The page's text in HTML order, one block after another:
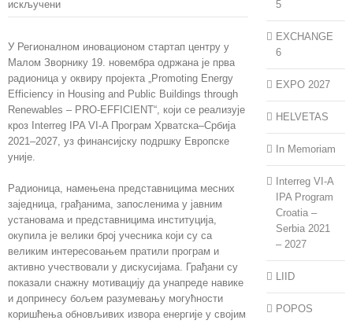
искљученина
Одржана
за
грађане
о
обновљивим
изворима
енергије
у
У Регионалном иновационом стартап центру у
Малом Зворнику 19. новембра одржана је прва
радионица у оквиру пројекта „Promoting Energy
Efficiency in Housing and Public Buildings through
Renewables – PRO-EFFICIENT“, који се реализује
кроз Interreg IPA VI-A Програм Хрватска–Србија
2021–2027, уз финансијску подршку Европске
уније.
Радионица, намењена представницима месних
заједница, грађанима, запосленима у јавним
установама и представницима институција,
окупила је велики број учесника који су са
великим интересовањем пратили програм и
активно учествовали у дискусијама. Грађани су
показали снажну мотивацију да унапреде навике
и допринесу бољем разумевању могућности
коришћења обновљивих извора енергије у својим
5
EXCHANGE
6
EXPO 2027
HELVETAS
In Memoriam
Interreg VI-A
IPA Program
Croatia –
Serbia 2021
– 2027
LIID
POPOS